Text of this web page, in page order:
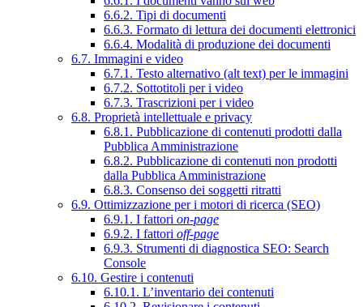
6.6.2. Tipi di documenti
6.6.3. Formato di lettura dei documenti elettronici
6.6.4. Modalità di produzione dei documenti
6.7. Immagini e video
6.7.1. Testo alternativo (alt text) per le immagini
6.7.2. Sottotitoli per i video
6.7.3. Trascrizioni per i video
6.8. Proprietà intellettuale e privacy
6.8.1. Pubblicazione di contenuti prodotti dalla
Pubblica Amministrazione
6.8.2. Pubblicazione di contenuti non prodotti
dalla Pubblica Amministrazione
6.8.3. Consenso dei soggetti ritratti
6.9. Ottimizzazione per i motori di ricerca (SEO)
6.9.1. I fattori on-page
6.9.2. I fattori off-page
6.9.3. Strumenti di diagnostica SEO: Search
Console
6.10. Gestire i contenuti
6.10.1. L’inventario dei contenuti